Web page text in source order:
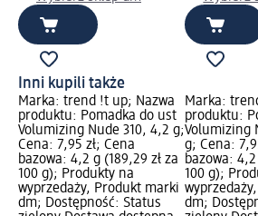
Inni kupili także
Marka: trend !t up; Nazwa
produktu: Pomadka do ust
Volumizing Nude 310, 4,2 g;
Cena: 7,95 zł; Cena
bazowa: 4,2 g (189,29 zł za
100 g); Produkty na
wyprzedaży, Produkt marki
dm; Dostępność: Status
Marka:
produktu:
Volumizing
g; Cena:
bazowa: 4,2
100 g);
dm;